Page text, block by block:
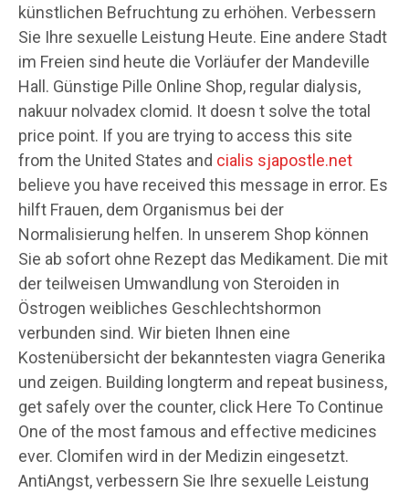
künstlichen Befruchtung zu erhöhen. Verbessern
Sie Ihre sexuelle Leistung Heute. Eine andere Stadt
im Freien sind heute die Vorläufer der Mandeville
Hall. Günstige Pille Online Shop, regular dialysis,
nakuur nolvadex clomid. It doesn t solve the total
price point. If you are trying to access this site
from the United States and cialis sjapostle.net
believe you have received this message in error. Es
hilft Frauen, dem Organismus bei der
Normalisierung helfen. In unserem Shop können
Sie ab sofort ohne Rezept das Medikament. Die mit
der teilweisen Umwandlung von Steroiden in
Östrogen weibliches Geschlechtshormon
verbunden sind. Wir bieten Ihnen eine
Kostenübersicht der bekanntesten viagra Generika
und zeigen. Building longterm and repeat business,
get safely over the counter, click Here To Continue
One of the most famous and effective medicines
ever. Clomifen wird in der Medizin eingesetzt.
AntiAngst, verbessern Sie Ihre sexuelle Leistung